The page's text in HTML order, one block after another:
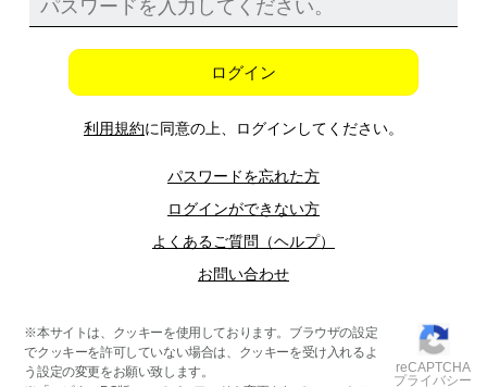
ログイン
利用規約に同意の上、ログインしてください。
パスワードを忘れた方
ログインができない方
よくあるご質問（ヘルプ）
お問い合わせ
※本サイトは、クッキーを使用しております。ブラウザの設定
でクッキーを許可していない場合は、クッキーを受け入れるよ
う設定の変更をお願い致します。
reCAPTCHA
プライバシー